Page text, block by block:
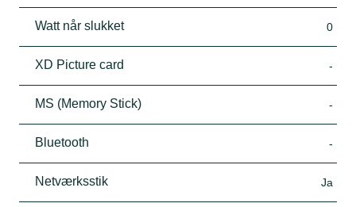
Watt når slukket 0
XD Picture card -
MS (Memory Stick) -
Bluetooth -
Netværksstik Ja